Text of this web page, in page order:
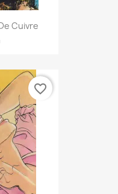
Cuivre
favorite_border